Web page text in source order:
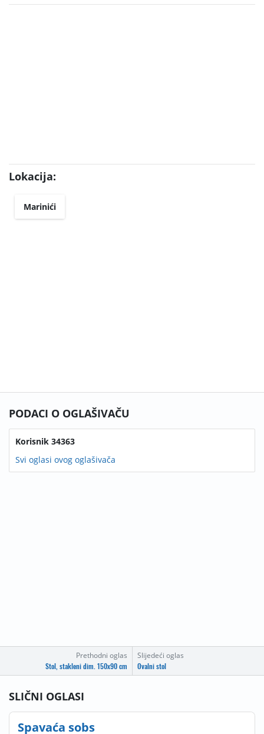
Lokacija:
Marinići
Prethodni oglas
Stol, stakleni dim. 150x90 cm
Slijedeći oglas
Ovalni stol
PODACI O OGLAŠIVAČU
Korisnik 34363
Svi oglasi ovog oglašivača
SLIČNI OGLASI
Spavaća sobs